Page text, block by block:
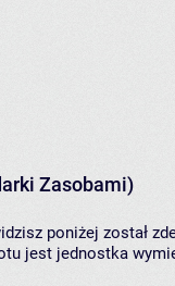
Zasobami)
poniżej został
jest jednostka